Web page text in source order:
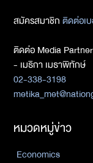
สมัครสมาชิกติดต่อเ
ติดต่อ Media
- เมธิกา เมธาพิทักษ์
02-338-3198
หมวดหมู่ข่าว
Economics